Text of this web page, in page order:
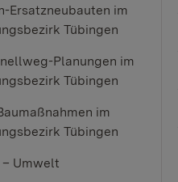
Ersatzneubauten im
Tübingen
Planungen im
Tübingen
im
Tübingen
Umwelt